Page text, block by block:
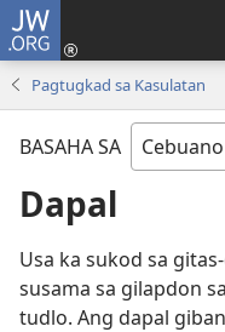
JW.ORG
Pagtugkad sa Kasulatan
BASAHA SA
Dapal
Usa ka sukod sa
susama sa gilapdon
tudlo. Ang dapal